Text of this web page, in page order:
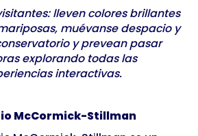
lleven colores brillantes
muévanse despacio y
y prevean pasar
explorando todas las
interactivas.
McCormick-Stillman